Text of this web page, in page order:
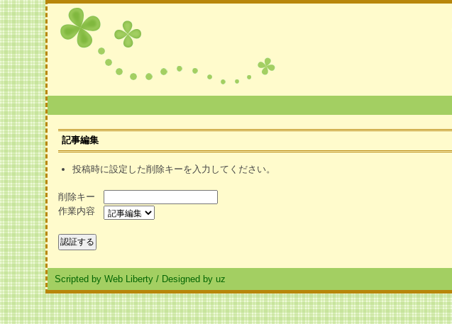
記事編集
投稿時に設定した削除キーを入力してください。
削除キー
作業内容
Scripted by Web Liberty / Designed by uz